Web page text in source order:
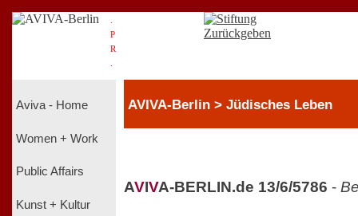
P
R
Aviva - Home
Women + Work
Public Affairs
Kunst + Kultur
AVIVA-Berlin > Jüdisches Leben
AVIVA-BERLIN.de 13/6/5786 -